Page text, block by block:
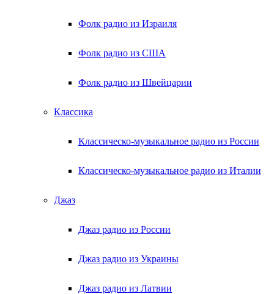
Фолк радио из Израиля
Фолк радио из США
Фолк радио из Швейцарии
Классика
Классическо-музыкальное радио из России
Классическо-музыкальное радио из Италии
Джаз
Джаз радио из России
Джаз радио из Украины
Джаз радио из Латвии